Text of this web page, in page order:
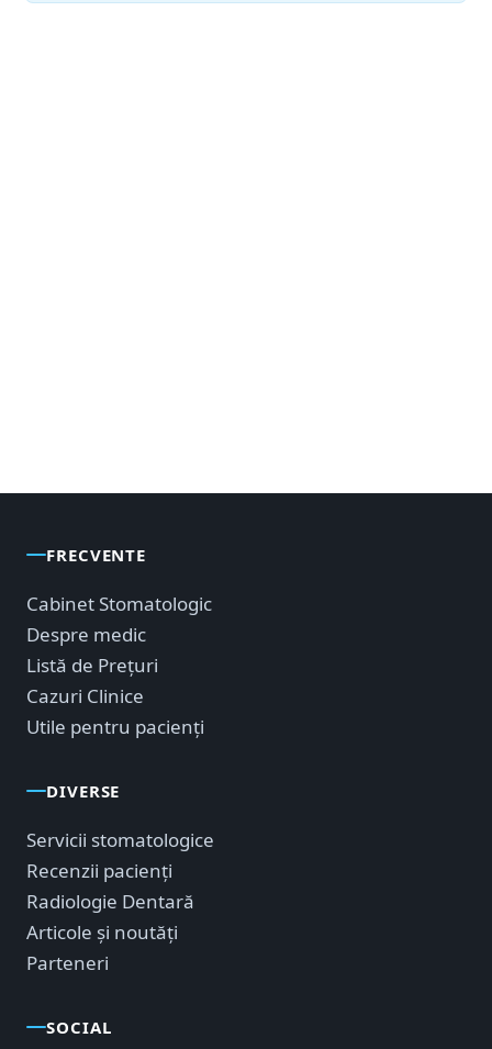
FRECVENTE
Cabinet Stomatologic
Despre medic
Listă de Prețuri
Cazuri Clinice
Utile pentru pacienți
DIVERSE
Servicii stomatologice
Recenzii pacienți
Radiologie Dentară
Articole și noutăți
Parteneri
SOCIAL